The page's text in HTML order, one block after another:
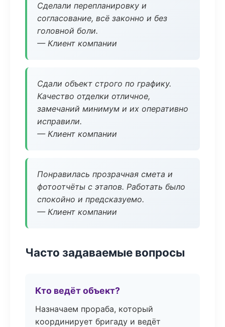
Сделали перепланировку и
согласование, всё законно и без
головной боли.
— Клиент компании
Сдали объект строго по графику.
Качество отделки отличное,
замечаний минимум и их оперативно
исправили.
— Клиент компании
Понравилась прозрачная смета и
фотоотчёты с этапов. Работать было
спокойно и предсказуемо.
— Клиент компании
Часто задаваемые вопросы
Кто ведёт объект?
Назначаем прораба, который
координирует бригаду и ведёт